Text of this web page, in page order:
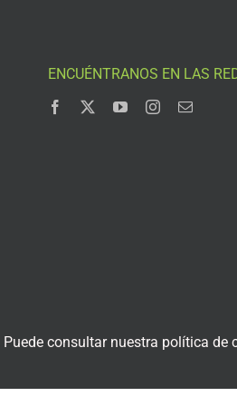
ENCUÉNTRANOS EN LAS
consultar nuestra política de